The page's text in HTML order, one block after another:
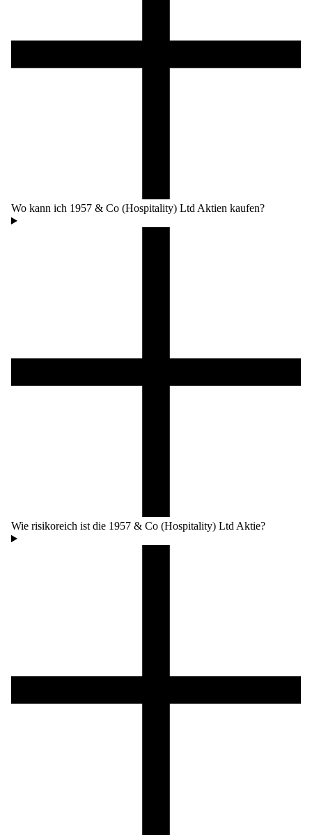
Wo kann ich 1957 & Co (Hospitality) Ltd Aktien kaufen?
Wie risikoreich ist die 1957 & Co (Hospitality) Ltd Aktie?